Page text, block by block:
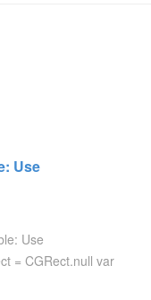
Use
Use
= CGRect.null var